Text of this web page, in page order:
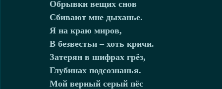
Обрывки вещих снов
Сбивают мне дыханье.
Я на краю миров,
В безвестьи – хоть кричи.
Затерян в шифрах грёз,
Глубинах подсознанья.
Мой верный серый пёс